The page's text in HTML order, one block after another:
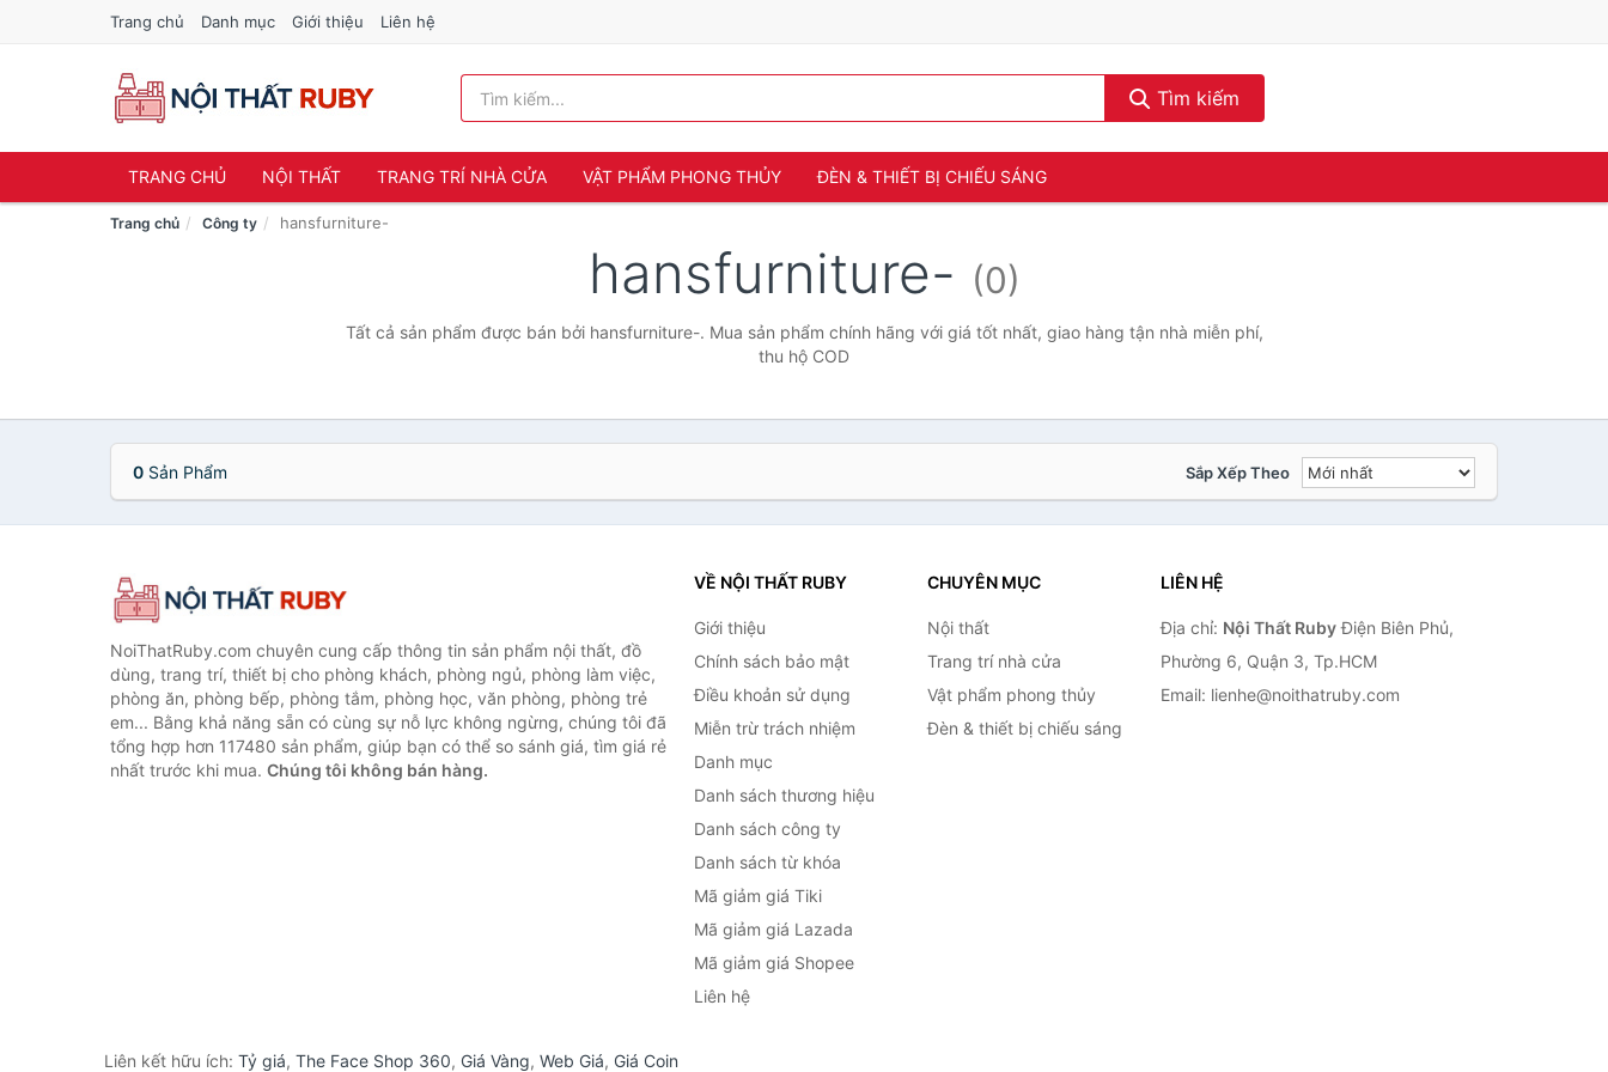
Trang chủ Danh mục Giới thiệu Liên hệ
Tìm kiếm
TRANG CHỦ NỘI THẤT TRANG TRÍ NHÀ CỬA VẬT PHẨM PHONG THỦY ĐÈN & THIẾT BỊ CHIẾU SÁNG
Trang chủ Công ty hansfurniture-
hansfurniture- (0)
Tất cả sản phẩm được bán bởi hansfurniture-. Mua sản phẩm chính hãng với giá tốt nhất, giao hàng tận nhà miễn phí,
thu hộ COD
0 Sản Phẩm Sắp Xếp Theo
NoiThatRuby.com chuyên cung cấp thông tin sản phẩm nội thất, đồ
dùng, trang trí, thiết bị cho phòng khách, phòng ngủ, phòng làm việc,
phòng ăn, phòng bếp, phòng tắm, phòng học, văn phòng, phòng trẻ
em... Bằng khả năng sẵn có cùng sự nỗ lực không ngừng, chúng tôi đã
tổng hợp hơn 117480 sản phẩm, giúp bạn có thể so sánh giá, tìm giá rẻ
nhất trước khi mua. Chúng tôi không bán hàng.
VỀ NỘI THẤT RUBY
Giới thiệu
Chính sách bảo mật
Điều khoản sử dụng
Miễn trừ trách nhiệm
Danh mục
Danh sách thương hiệu
Danh sách công ty
Danh sách từ khóa
Mã giảm giá Tiki
Mã giảm giá Lazada
Mã giảm giá Shopee
Liên hệ
CHUYÊN MỤC
Nội thất
Trang trí nhà cửa
Vật phẩm phong thủy
Đèn & thiết bị chiếu sáng
LIÊN HỆ
Địa chỉ: Nội Thất RubyĐiện Biên Phủ,
Phường 6, Quận 3, Tp.HCM
Email: lienhe@noithatruby.com
Liên kết hữu ích: Tỷ giá, The Face Shop 360, Giá Vàng, Web Giá, Giá Coin